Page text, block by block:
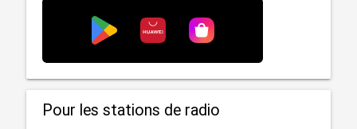
Pour les stations de radio